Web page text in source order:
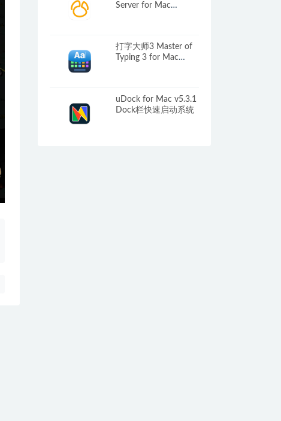
Server for Mac
打字大师3 Master of
Typing 3 for Mac
uDock for Mac v5.3.1
Dock栏快速启动系统